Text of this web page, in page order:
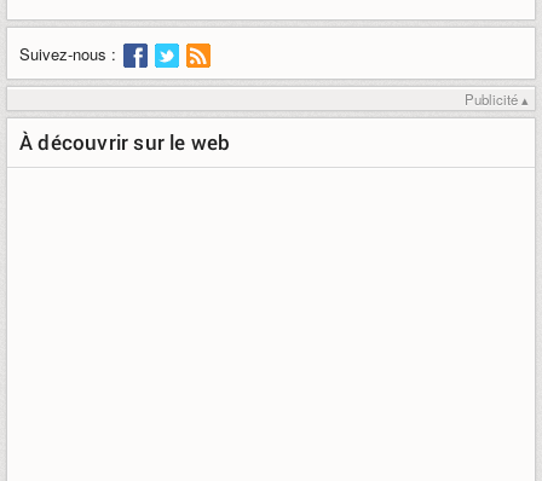
Suivez-nous :
Publicité ▴
À découvrir sur le web